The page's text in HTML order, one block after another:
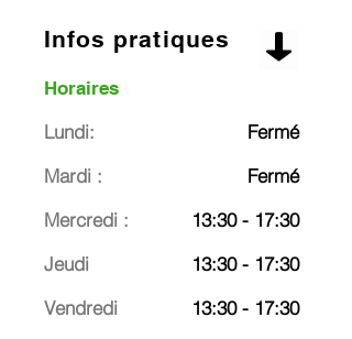
Infos pratiques
Horaires
Lundi:
Mardi :
Mercredi :
Jeudi
Vendredi
Fermé
Fermé
13:30 - 17:30
13:30 - 17:30
13:30 - 17:30